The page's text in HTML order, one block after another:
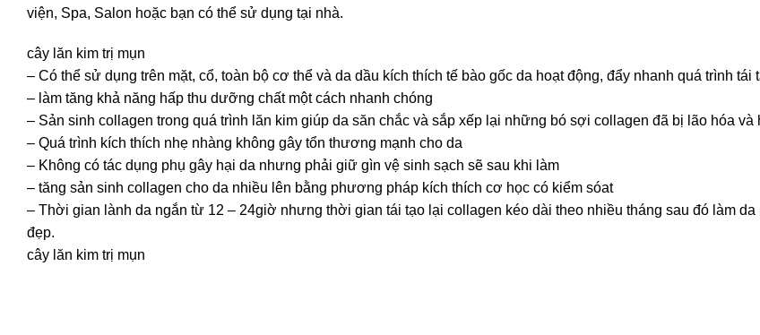
viện, Spa, Salon hoặc bạn có thể sử dụng tại nhà.
cây lăn kim trị mụn
– Có thể sử dụng trên mặt, cổ, toàn bộ cơ thể và da dầu kích thích tế bào gốc da hoạt động, đẩy nhanh quá trình tái
– làm tăng khả năng hấp thu dưỡng chất một cách nhanh chóng
– Sản sinh collagen trong quá trình lăn kim giúp da săn chắc và sắp xếp lại những bó sợi collagen đã bị lão hóa và
– Quá trình kích thích nhẹ nhàng không gây tổn thương mạnh cho da
– Không có tác dụng phụ gây hại da nhưng phải giữ gìn vệ sinh sạch sẽ sau khi làm
– tăng sản sinh collagen cho da nhiều lên bằng phương pháp kích thích cơ học có kiểm sóat
– Thời gian lành da ngắn từ 12 – 24giờ nhưng thời gian tái tạo lại collagen kéo dài theo nhiều tháng sau đó làm da
đẹp.
cây lăn kim trị mụn